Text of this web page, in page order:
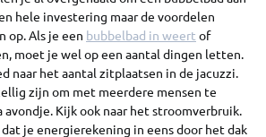
hele investering maar de voordelen
op. Als je een bubbelbad in weert of
moet je wel op een aantal dingen letten.
naar het aantal zitplaatsen in de jacuzzi.
zijn om met meerdere mensen te
avondje. Kijk ook naar het stroomverbruik.
je energierekening in eens door het dak